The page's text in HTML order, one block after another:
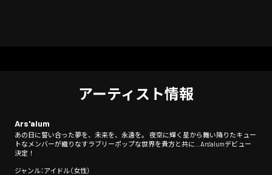
アーティスト情報
Ars'alum
あの日に誓い合った夢を、未来を、永遠を。 夜空に輝く星から舞い降りたキュー
トなメンバーが織りなすラブリーポップな世界を貴方と共に…Ars'alumデビュー
決定！
ジャンル：アイドル（女性）